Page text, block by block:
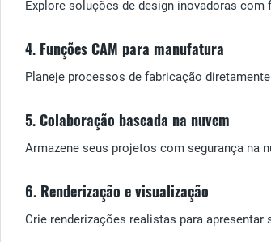
Explore soluções de design inovadoras
4. Funções CAM para manufatura
Planeje processos de fabricação
5.Colaboração baseada na nuvem
Armazene seus projetos com segurança na
6. Renderização e visualização
Crie renderizações realistas para